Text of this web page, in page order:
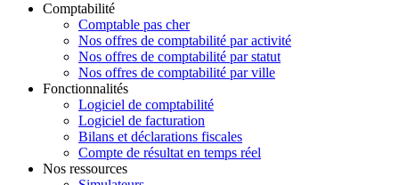
Comptabilité
Comptable pas cher
Nos offres de comptabilité par activité
Nos offres de comptabilité par statut
Nos offres de comptabilité par ville
Fonctionnalités
Logiciel de comptabilité
Logiciel de facturation
Bilans et déclarations fiscales
Compte de résultat en temps réel
Nos ressources